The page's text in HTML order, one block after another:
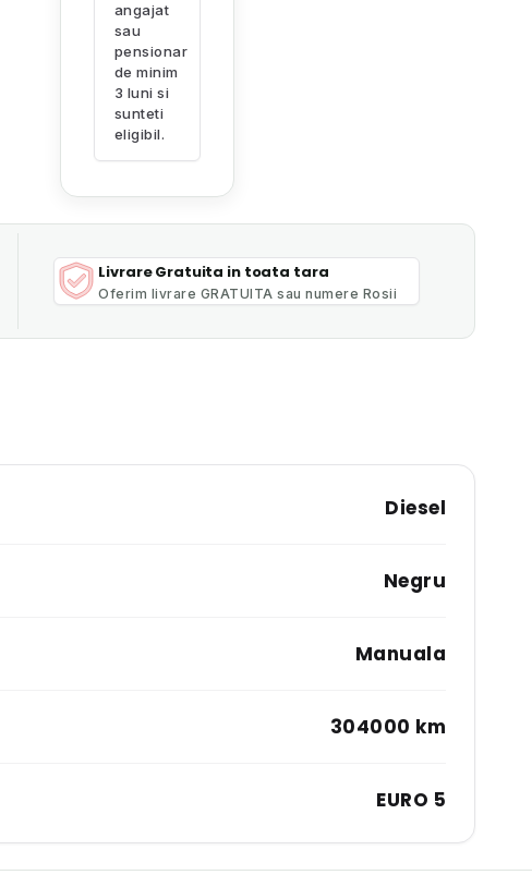
angajat
sau
pensionar
de minim
3 luni si
sunteti
eligibil.
Livrare Gratuita in toata tara
Oferim livrare GRATUITA sau numere Rosii
Diesel
Negru
Manuala
304000 km
EURO 5